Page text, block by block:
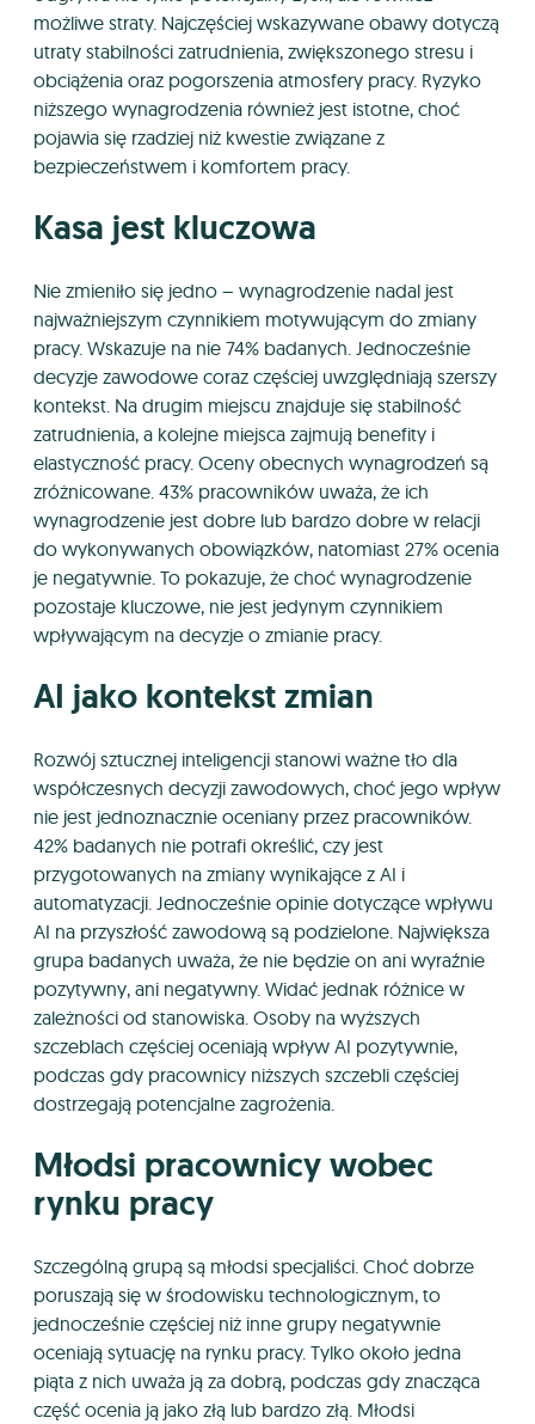
możliwe straty. Najczęściej wskazywane obawy dotyczą
utraty stabilności zatrudnienia, zwiększonego stresu i
obciążenia oraz pogorszenia atmosfery pracy. Ryzyko
niższego wynagrodzenia również jest istotne, choć
pojawia się rzadziej niż kwestie związane z
bezpieczeństwem i komfortem pracy.
Kasa jest kluczowa
Nie zmieniło się jedno – wynagrodzenie nadal jest
najważniejszym czynnikiem motywującym do zmiany
pracy. Wskazuje na nie 74% badanych. Jednocześnie
decyzje zawodowe coraz częściej uwzględniają szerszy
kontekst. Na drugim miejscu znajduje się stabilność
zatrudnienia, a kolejne miejsca zajmują benefity i
elastyczność pracy. Oceny obecnych wynagrodzeń są
zróżnicowane. 43% pracowników uważa, że ich
wynagrodzenie jest dobre lub bardzo dobre w relacji
do wykonywanych obowiązków, natomiast 27% ocenia
je negatywnie. To pokazuje, że choć wynagrodzenie
pozostaje kluczowe, nie jest jedynym czynnikiem
wpływającym na decyzje o zmianie pracy.
AI jako kontekst zmian
Rozwój sztucznej inteligencji stanowi ważne tło dla
współczesnych decyzji zawodowych, choć jego wpływ
nie jest jednoznacznie oceniany przez pracowników.
42% badanych nie potrafi określić, czy jest
przygotowanych na zmiany wynikające z AI i
automatyzacji. Jednocześnie opinie dotyczące wpływu
AI na przyszłość zawodową są podzielone. Największa
grupa badanych uważa, że nie będzie on ani wyraźnie
pozytywny, ani negatywny. Widać jednak różnice w
zależności od stanowiska. Osoby na wyższych
szczeblach częściej oceniają wpływ AI pozytywnie,
podczas gdy pracownicy niższych szczebli częściej
dostrzegają potencjalne zagrożenia.
Młodsi pracownicy wobec
rynku pracy
Szczególną grupą są młodsi specjaliści. Choć dobrze
poruszają się w środowisku technologicznym, to
jednocześnie częściej niż inne grupy negatywnie
oceniają sytuację na rynku pracy. Tylko około jedna
piąta z nich uważa ją za dobrą, podczas gdy znacząca
część ocenia ją jako złą lub bardzo złą. Młodsi